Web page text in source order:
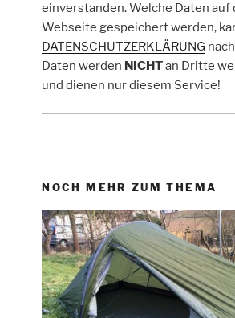
einverstanden. Welche Daten auf
Webseite gespeichert werden,
DATENSCHUTZERKLÄRUNG
Daten werden NICHTan Dritte
und dienen nur diesem Service!
NOCH MEHR ZUM THEMA